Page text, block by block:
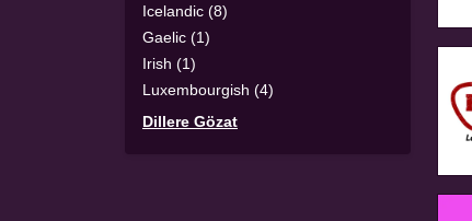
Icelandic (8)
Gaelic (1)
Irish (1)
Luxembourgish (4)
Dillere Gözat